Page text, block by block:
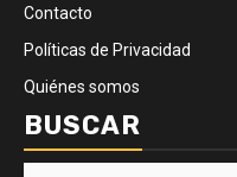
Contacto
Políticas de Privacidad
Quiénes somos
BUSCAR